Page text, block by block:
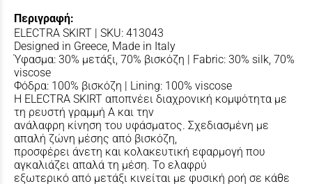
Περιγραφή:
ELECTRA SKIRT | SKU: 413043
Designed in Greece, Made in Italy
Ύφασμα: 30% μετάξι, 70% βισκόζη | Fabric: 30% silk, 70%
viscose
Φόδρα: 100% βισκόζη | Lining: 100% viscose
Η ELECTRA SKIRT αποπνέει διαχρονική κομψότητα με
τη ρευστή γραμμή Α και την
ανάλαφρη κίνηση του υφάσματος. Σχεδιασμένη με
απαλή ζώνη μέσης από βισκόζη,
προσφέρει άνετη και κολακευτική εφαρμογή που
αγκαλιάζει απαλά τη μέση. Το ελαφρύ
εξωτερικό από μετάξι κινείται με φυσική ροή σε κάθε